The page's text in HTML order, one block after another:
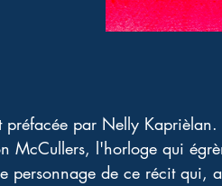
par Nelly Kaprièlan.
McCullers, l'horloge qui
personnage de ce récit qui,